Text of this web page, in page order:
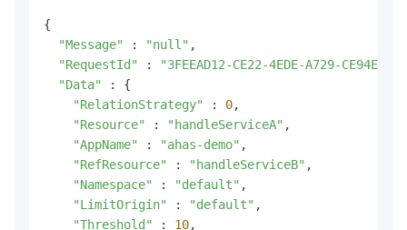
{
"Message"
: "null" ,
"RequestId"
:
"3FEEAD12-CE22-4EDE-A729-
"Data"
: {
"RelationStrategy"
: 0,
"Resource"
: "handleServiceA" ,
"AppName"
: "ahas-demo" ,
"RefResource"
: "handleServiceB" ,
"Namespace"
: "default" ,
"LimitOrigin"
: "default" ,
"Threshold"
: 10,